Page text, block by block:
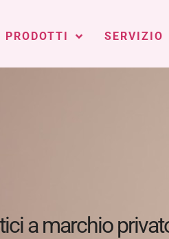
PRODOTTI SERVIZIO
a marchio